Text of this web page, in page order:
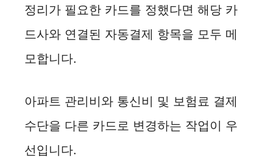
정리가 필요한 카드를 정했다면 해당 카
드사와 연결된 자동결제 항목을 모두 메
모합니다.
아파트 관리비와 통신비 및 보험료 결제
수단을 다른 카드로 변경하는 작업이 우
선입니다.